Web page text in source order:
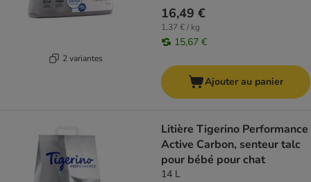
2 variantes
16,49 €
1,37 € / kg
15,67 €
Ajouter au panier
Litière Tigerino Performance
Active Carbon, senteur talc
pour bébé pour chat
14 L